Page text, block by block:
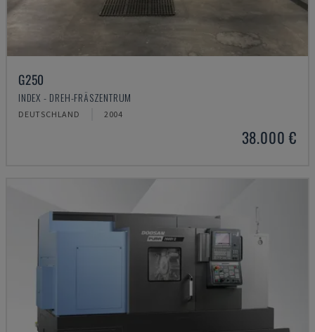
G250
INDEX - DREH-FRÄSZENTRUM
DEUTSCHLAND 2004
38.000 €